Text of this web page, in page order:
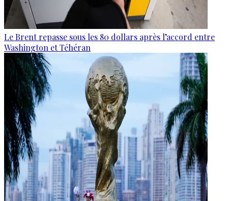
Le Brent repasse sous les 80 dollars après l’accord entre
Washington et Téhéran